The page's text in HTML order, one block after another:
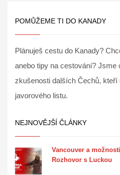
POMŮŽEME TI DO KANADY
Plánuješ cestu do Kanady?
anebo tipy na cestování? Jsme
zkušenosti dalších Čechů,
javorového listu.
NEJNOVĚJŠÍ ČLÁNKY
Vancouver a
Rozhovor s Luckou